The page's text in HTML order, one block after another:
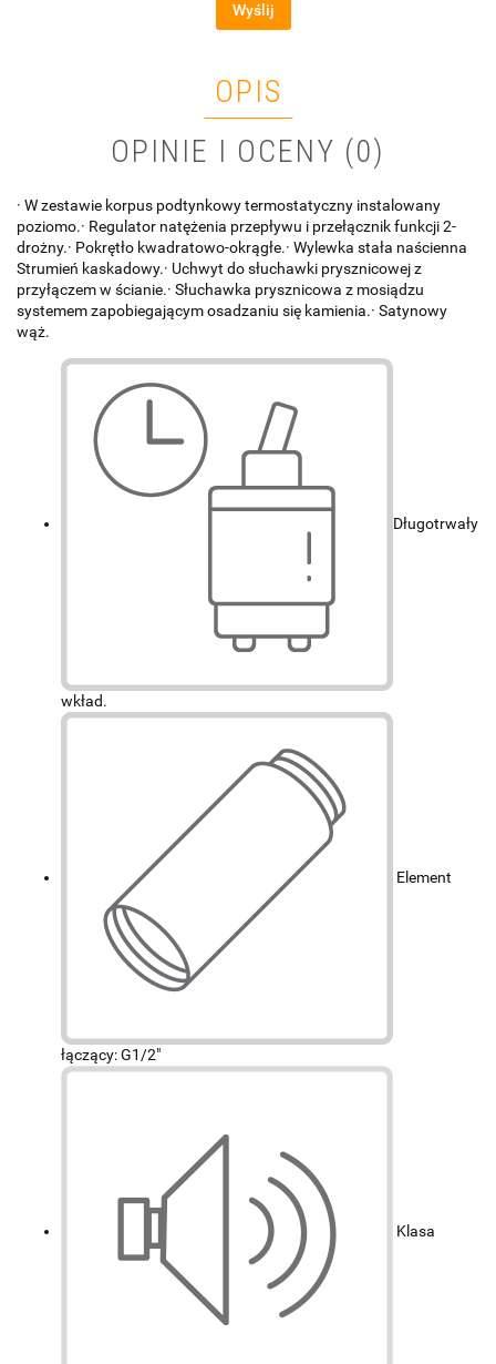
Wyślij
OPIS
OPINIE I OCENY (0)
· W zestawie korpus podtynkowy termostatyczny instalowany
poziomo.· Regulator natężenia przepływu i przełącznik funkcji 2-
drożny.· Pokrętło kwadratowo-okrągłe.· Wylewka stała naścienna
Strumień kaskadowy.· Uchwyt do słuchawki prysznicowej z
przyłączem w ścianie.· Słuchawka prysznicowa z mosiądzu
systemem zapobiegającym osadzaniu się kamienia.· Satynowy
wąż.
Długotrwały
wkład.
Element
łączący: G1/2"
Klasa